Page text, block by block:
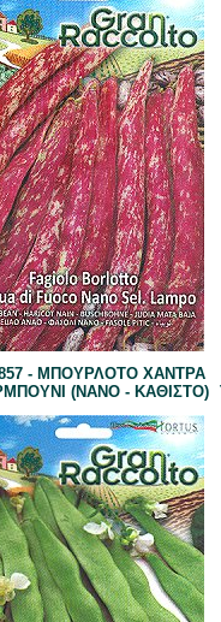
857 - ΜΠΟΥΡΛΟΤΟ ΧΑΝΤΡΑ
(ΝΑΝΟ - ΚΑΘΙΣΤΟ)